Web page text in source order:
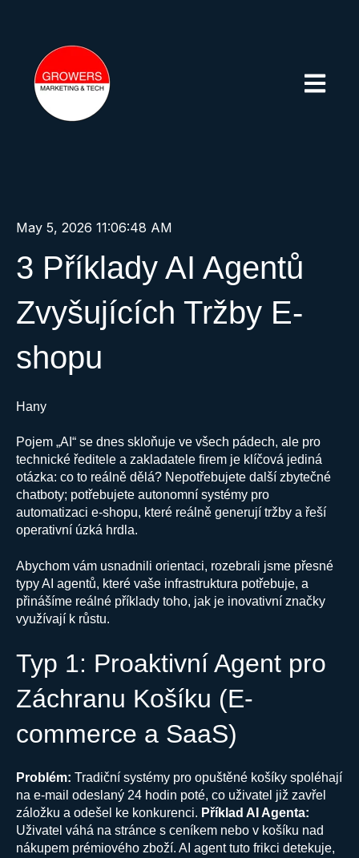
Otevřít
May 5, 2026 11:06:48 AM
3 Příklady AI Agentů
Zvyšujících Tržby E-
shopu
Hany
Pojem „AI“ se dnes skloňuje ve všech pádech, ale pro
technické ředitele a zakladatele firem je klíčová jediná
otázka: co to reálně dělá? Nepotřebujete další zbytečné
chatboty; potřebujete autonomní systémy pro
automatizaci e-shopu, které reálně generují tržby a řeší
operativní úzká hrdla.
Abychom vám usnadnili orientaci, rozebrali jsme přesné
typy AI agentů, které vaše infrastruktura potřebuje, a
přinášíme reálné příklady toho, jak je inovativní značky
využívají k růstu.
Typ 1: Proaktivní Agent pro
Záchranu Košíku (E-
commerce a SaaS)
Problém: Tradiční systémy pro opuštěné košíky spoléhají
na e-mail odeslaný 24 hodin poté, co uživatel již zavřel
záložku a odešel ke konkurenci. Příklad AI Agenta:
Uživatel váhá na stránce s ceníkem nebo v košíku nad
nákupem prémiového zboží. AI agent tuto frikci detekuje,